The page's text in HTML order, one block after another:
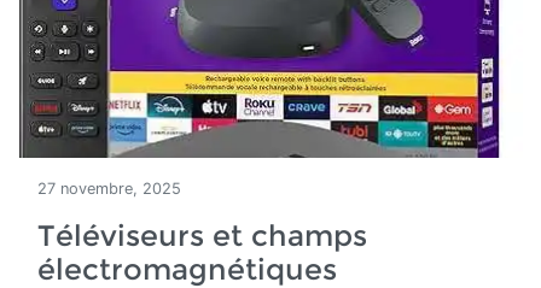
27 novembre, 2025
Téléviseurs et champs
électromagnétiques